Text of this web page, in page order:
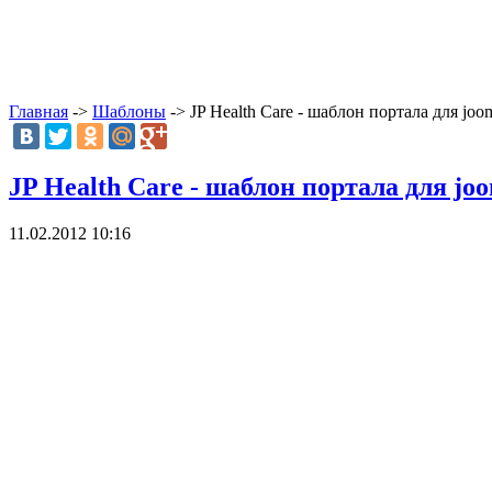
Главная -> Шаблоны -> JP Health Care - шаблон портала для
JP Health Care - шаблон портала для
11.02.2012 10:16